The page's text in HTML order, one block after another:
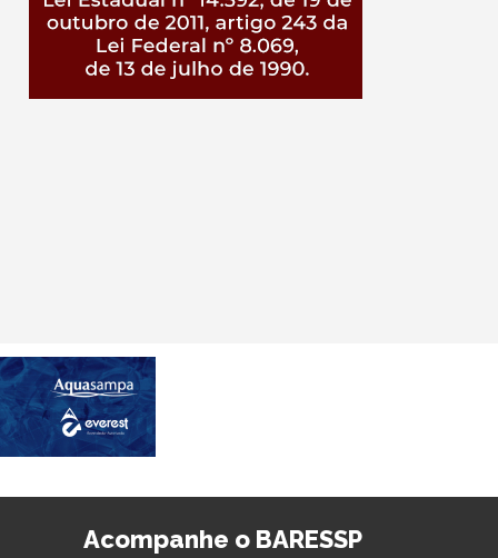
Acompanhe o BARESSP